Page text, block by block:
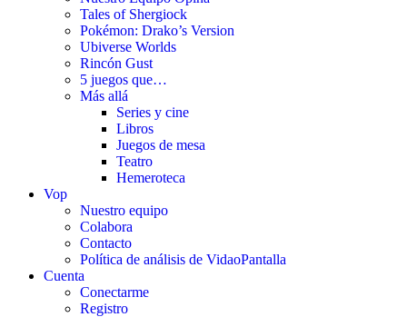
Tales of Shergiock
Pokémon: Drako’s Version
Ubiverse Worlds
Rincón Gust
5 juegos que…
Más allá
Series y cine
Libros
Juegos de mesa
Teatro
Hemeroteca
Vop
Nuestro equipo
Colabora
Contacto
Política de análisis de VidaoPantalla
Cuenta
Conectarme
Registro